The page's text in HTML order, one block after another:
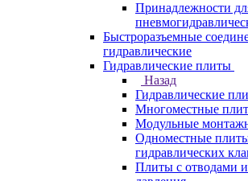
Принадлежности
Быстроразъемные
гидравлические
Гидравлические плиты
Назад
Гидравлические
Многоместные
Модульные
Одноместные
гидравлических
Плиты с отводами